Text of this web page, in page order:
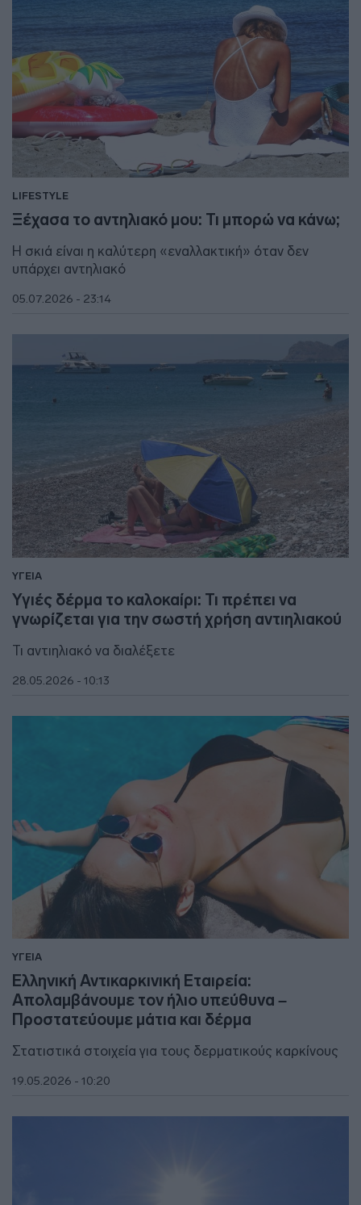
LIFESTYLE
Ξέχασα το αντηλιακό μου: Τι μπορώ να κάνω;
Η σκιά είναι η καλύτερη «εναλλακτική» όταν δεν
υπάρχει αντηλιακό
05.07.2026 - 23:14
ΥΓΕΙΑ
Υγιές δέρμα το καλοκαίρι: Τι πρέπει να
γνωρίζεται για την σωστή χρήση αντιηλιακού
Τι αντιηλιακό να διαλέξετε
28.05.2026 - 10:13
ΥΓΕΙΑ
Ελληνική Αντικαρκινική Εταιρεία:
Απολαμβάνουμε τον ήλιο υπεύθυνα –
Προστατεύουμε μάτια και δέρμα
Στατιστικά στοιχεία για τους δερματικούς καρκίνους
19.05.2026 - 10:20